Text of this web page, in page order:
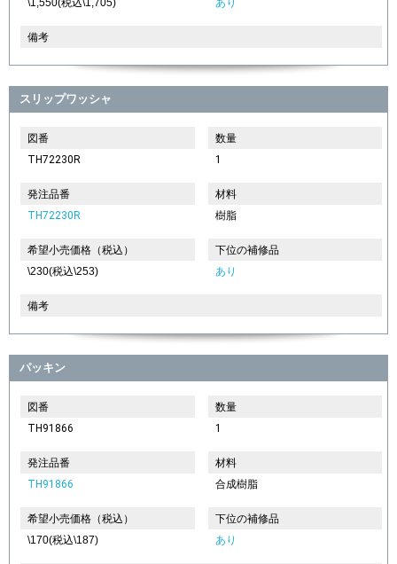
備考
スリップワッシャ
図番
TH72230R
数量
1
発注品番
TH72230R
材料
樹脂
希望小売価格（税込）
\230(税込\253)
下位の補修品
あり
備考
パッキン
図番
TH91866
数量
1
発注品番
TH91866
材料
合成樹脂
希望小売価格（税込）
\170(税込\187)
下位の補修品
あり